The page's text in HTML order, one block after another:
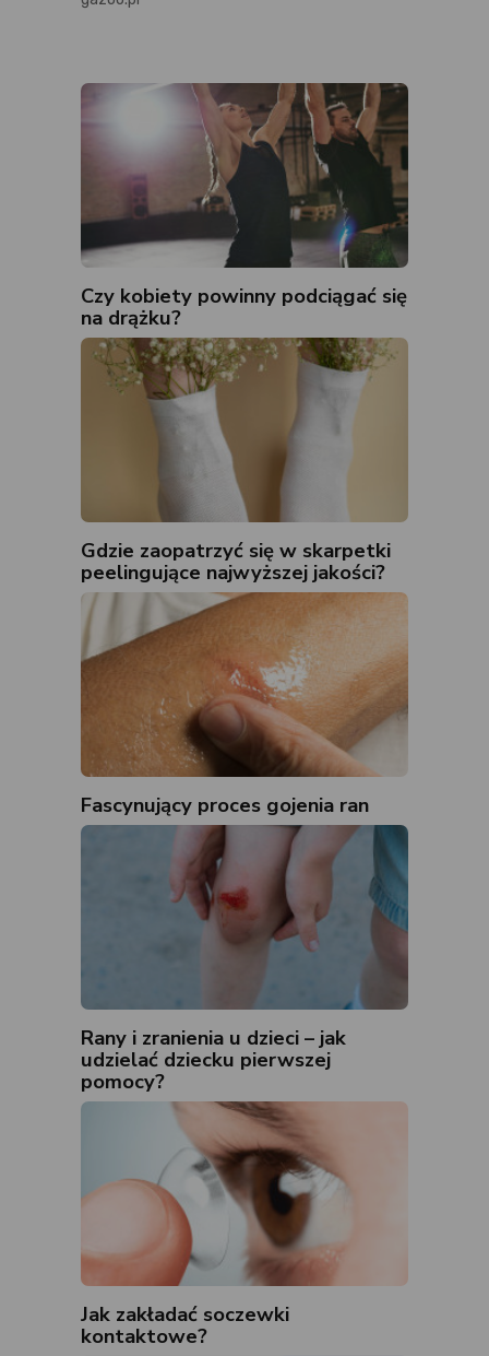
Czy kobiety powinny podciągać się
na drążku?
Gdzie zaopatrzyć się w skarpetki
peelingujące najwyższej jakości?
Fascynujący proces gojenia ran
Rany i zranienia u dzieci – jak
udzielać dziecku pierwszej
pomocy?
Jak zakładać soczewki
kontaktowe?